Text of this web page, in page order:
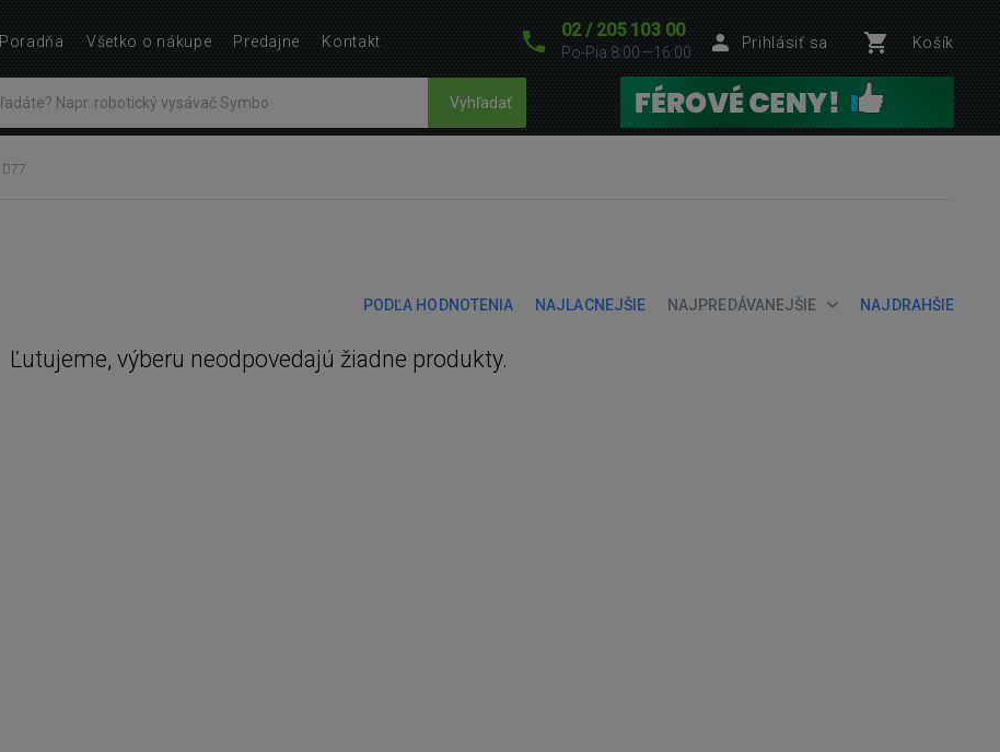
02 / 205 103 00
Po-Pia 8:00—16:00
Prihlásiť sa Košík
Vyhľadať
D77
PODĽA HODNOTENIA NAJLACNEJŠIE NAJPREDÁVANEJŠIE NAJDRAHŠIE
Ľutujeme, výberu neodpovedajú žiadne produkty.
Poradňa Všetko o nákupe Predajne Kontakt